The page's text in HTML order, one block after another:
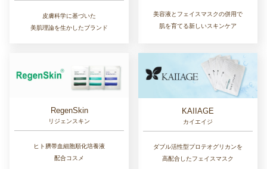
皮膚科学に基づいた
美肌理論を生かしたブランド
美容液とフェイスマスクの併用で
肌を育てる新しいスキンケア
RegenSkin
リジェンスキン
ヒト臍帯血細胞順化培養液
配合コスメ
KAIIAGE
カイエイジ
ダブル活性型プロテオグリカンを
高配合したフェイスマスク